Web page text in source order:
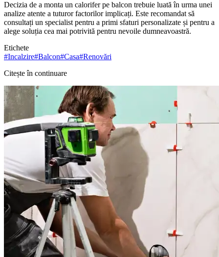
Decizia de a monta un calorifer pe balcon trebuie luată în urma unei
analize atente a tuturor factorilor implicați. Este recomandat să
consultați un specialist pentru a primi sfaturi personalizate și pentru a
alege soluția cea mai potrivită pentru nevoile dumneavoastră.
Etichete
#Incalzire#Balcon#Casa#Renovări
Citește în continuare